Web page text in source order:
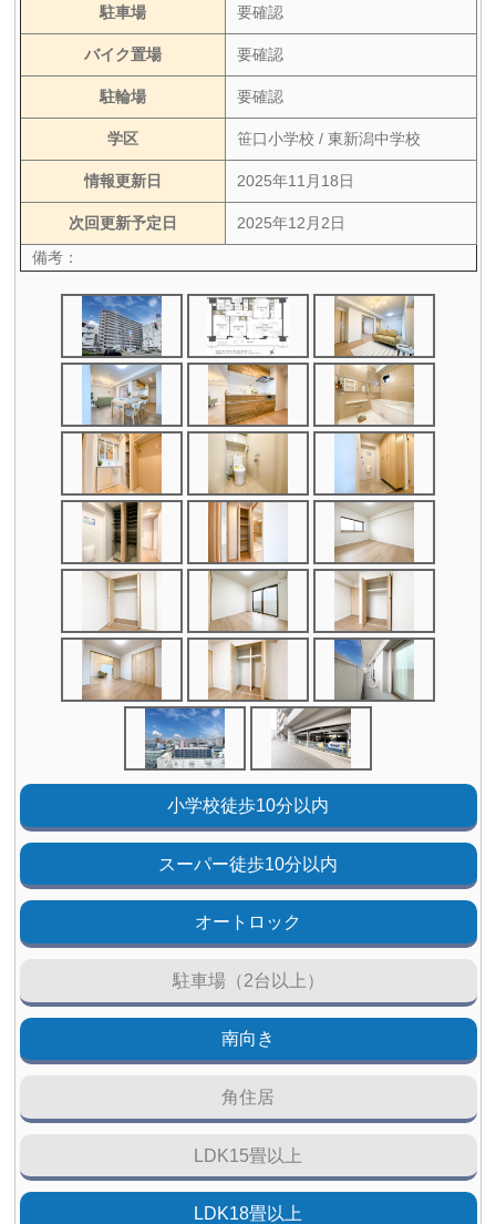
駐車場 要確認
バイク置場 要確認
駐輪場 要確認
学区 笹口小学校 / 東新潟中学校
情報更新日 2025年11月18日
次回更新予定日
2025年12月2日
備考：
小学校徒歩10分以内
スーパー徒歩10分以内
オートロック
駐車場（2台以上）
南向き
角住居
LDK15畳以上
LDK18畳以上